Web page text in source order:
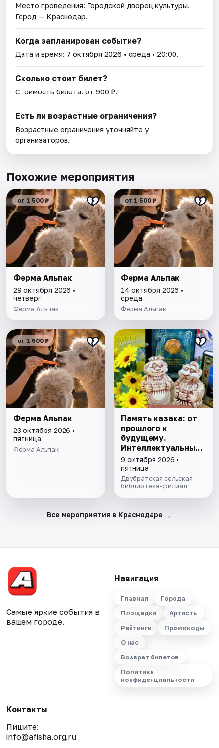
Место проведения: Городской дворец культуры.
Город — Краснодар.
Когда запланирован событие?
Дата и время: 7 октября 2026 • среда • 20:00.
Сколько стоит билет?
Стоимость билета: от 900 ₽.
Есть ли возрастные ограничения?
Возрастные ограничения уточняйте у
организаторов.
Похожие мероприятия
от 1 500 ₽
Ферма Альпак
29 октября 2026 •
четверг
Ферма Альпак
от 1 500 ₽
Ферма Альпак
14 октября 2026 •
среда
Ферма Альпак
от 1 500 ₽
Ферма Альпак
23 октября 2026 •
пятница
Ферма Альпак
Память казака: от
прошлого к
будущему.
Интеллектуальный
турнир
9 октября 2026 •
пятница
Двубратская сельская
библиотека-филиал
Все мероприятия в Краснодаре →
Самые яркие события в
вашем городе.
Навигация
Главная
Города
Площадки
Артисты
Рейтинги
Промокоды
О нас
Возврат билетов
Политика
конфиденциальности
Контакты
Пишите:
info@afisha.org.ru